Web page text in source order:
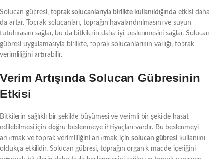
Solucan gübresi, toprak solucanlarıyla birlikte kullanıldığında etkisi daha
da artar. Toprak solucanları, toprağın havalandırılmasını ve suyun
tutulmasını sağlar, bu da bitkilerin daha iyi beslenmesini sağlar. Solucan
gübresi uygulamasıyla birlikte, toprak solucanlarının varlığı, toprak
verimliliğini artırabilir.
Verim Artışında Solucan Gübresinin
Etkisi
Bitkilerin sağlıklı bir şekilde büyümesi ve verimli bir şekilde hasat
edilebilmesi için doğru beslenmeye ihtiyaçları vardır. Bu beslenmeyi
artırmak ve toprak verimliliğini artırmak için solucan gübresi kullanımı
oldukça etkilidir. Solucan gübresi, toprağın organik madde içeriğini